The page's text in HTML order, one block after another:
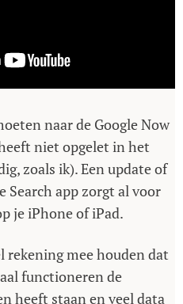
naar de Google Now
niet opgelet in het
zoals ik). Een update of
Search app zorgt al voor
je iPhone of iPad.
rekening mee houden dat
functioneren de
heeft staan en veel data